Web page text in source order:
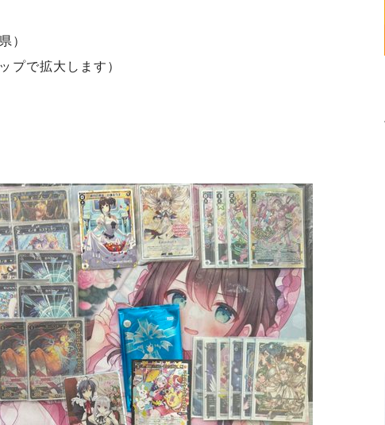
）
プで拡大します）